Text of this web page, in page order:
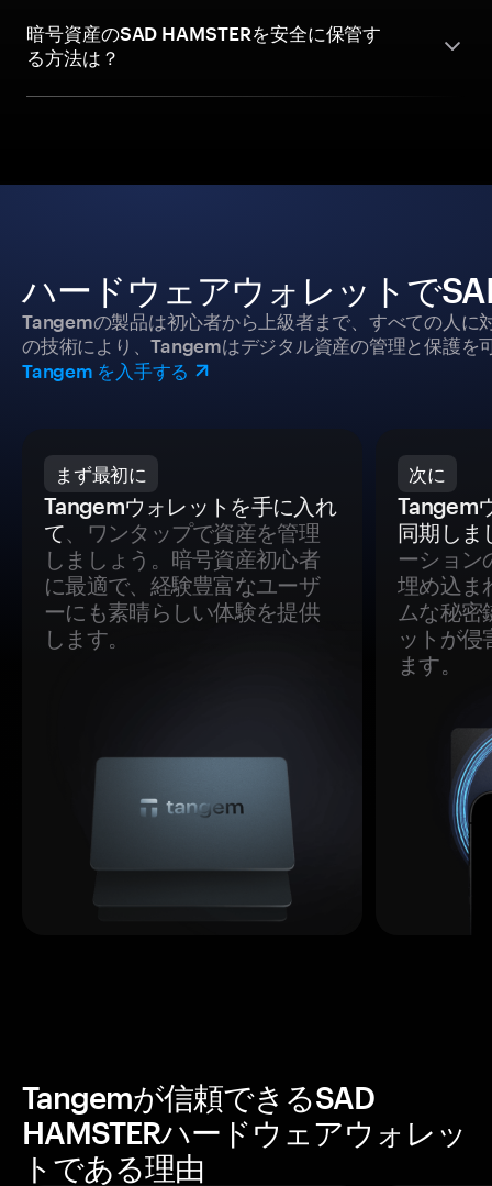
暗号資産のSAD HAMSTERを安全に保管す
る方法は？
ハードウェアウォレットで
Tangemの製品は初心者から上級者まで、すべての人に
の技術により、Tangemはデジタル資産の管理と保護を
Tangem を入手する
まず最初に
Tangemウォレットを手に入れ
て、ワンタップで資産を管理
しましょう。暗号資産初心者
に最適で、経験豊富なユーザ
ーにも素晴らしい体験を提供
します。
次に
Tangem
同期しま
ーション
埋め込ま
ムな秘密
ットが侵
ます。
Tangemが信頼できるSAD
HAMSTERハードウェアウォレッ
トである理由